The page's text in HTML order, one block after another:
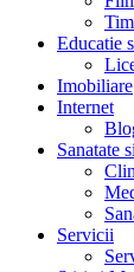
Educatie
Imobiliare
Internet
Sanatate
Servicii